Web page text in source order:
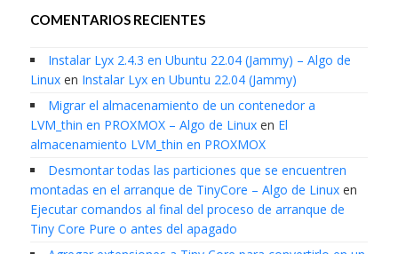
COMENTARIOS RECIENTES
Instalar Lyx 2.4.3 en Ubuntu 22.04 (Jammy) – Algo de
Linuxen Instalar Lyx en Ubuntu 22.04 (Jammy)
Migrar el almacenamiento de un contenedor a
LVM_thin en PROXMOX – Algo de Linuxen El
almacenamiento LVM_thin en PROXMOX
Desmontar todas las particiones que se encuentren
montadas en el arranque de TinyCore – Algo de Linuxen
Ejecutar comandos al final del proceso de arranque de
Tiny Core Pure o antes del apagado